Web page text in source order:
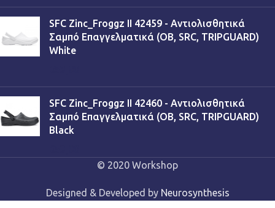
SFC Zinc_Froggz II 42459 - Αντιολισθητικά
Σαμπό Επαγγελματικά (OB, SRC, TRIPGUARD)
White
SFC Zinc_Froggz II 42460 - Αντιολισθητικά
Σαμπό Επαγγελματικά (OB, SRC, TRIPGUARD)
Black
© 2020 Workshop
Designed & Developed by Neurosynthesis